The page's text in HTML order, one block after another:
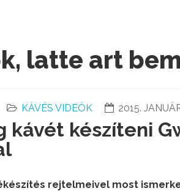
latte art
KÁVÉS VIDEÓK 2015.
kávét készíteni
rejtelmeivel most